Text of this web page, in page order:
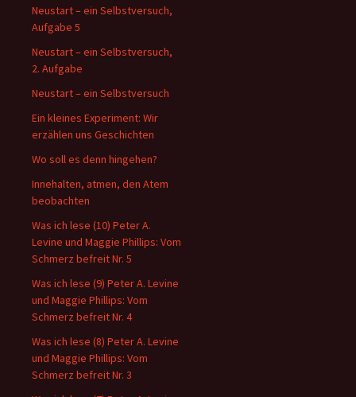
Neustart – ein Selbstversuch,
Aufgabe 5
Neustart – ein Selbstversuch,
2. Aufgabe
Neustart – ein Selbstversuch
Ein kleines Experiment: Wir
erzählen uns Geschichten
Wo soll es denn hingehen?
Innehalten, atmen, den Atem
beobachten
Was ich lese (10) Peter A.
Levine und Maggie Phillips: Vom
Schmerz befreit Nr. 5
Was ich lese (9) Peter A. Levine
und Maggie Phillips: Vom
Schmerz befreit Nr. 4
Was ich lese (8) Peter A. Levine
und Maggie Phillips: Vom
Schmerz befreit Nr. 3